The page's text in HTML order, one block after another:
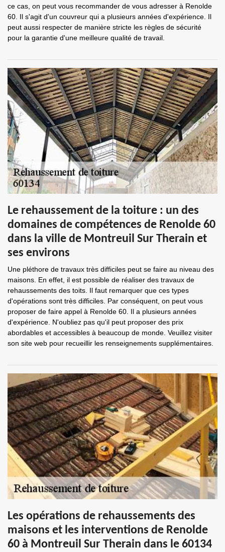
ce cas, on peut vous recommander de vous adresser à Renolde
60. Il s'agit d'un couvreur qui a plusieurs années d'expérience. Il
peut aussi respecter de manière stricte les règles de sécurité
pour la garantie d'une meilleure qualité de travail.
Le rehaussement de la toiture : un des
domaines de compétences de Renolde 60
dans la ville de Montreuil Sur Therain et
ses environs
Une pléthore de travaux très difficiles peut se faire au niveau des
maisons. En effet, il est possible de réaliser des travaux de
rehaussements des toits. Il faut remarquer que ces types
d'opérations sont très difficiles. Par conséquent, on peut vous
proposer de faire appel à Renolde 60. Il a plusieurs années
d'expérience. N'oubliez pas qu'il peut proposer des prix
abordables et accessibles à beaucoup de monde. Veuillez visiter
son site web pour recueillir les renseignements supplémentaires.
Les opérations de rehaussements des
maisons et les interventions de Renolde
60 à Montreuil Sur Therain dans le 60134